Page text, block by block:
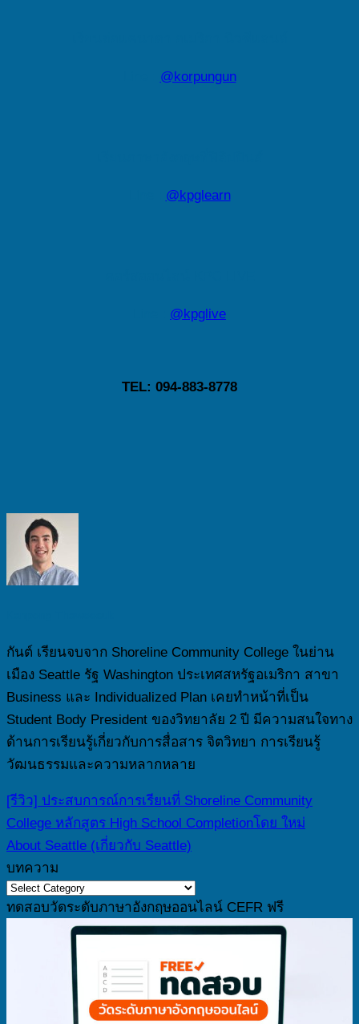
@korpungun
@kpglearn
@kpglive
TEL: 094-883-8778
กันต์ เรียนจบจาก Shoreline Community College ในย่าน
เมือง Seattle รัฐ Washington ประเทศสหรัฐอเมริกา สาขา
Business และ Individualized Plan เคยทำหน้าที่เป็น
Student Body President ของวิทยาลัย 2 ปี มีความสนใจทาง
ด้านการเรียนรู้เกี่ยวกับการสื่อสาร จิตวิทยา การเรียนรู้
วัฒนธรรมและความหลากหลาย
[รีวิว] ประสบการณ์การเรียนที่ Shoreline Community
College หลักสูตร High School Completionโดย ใหม่
About Seattle (เกี่ยวกับ Seattle)
บทความ
บทความ
ทดสอบวัดระดับภาษาอังกฤษออนไลน์​ CEFR ฟรี